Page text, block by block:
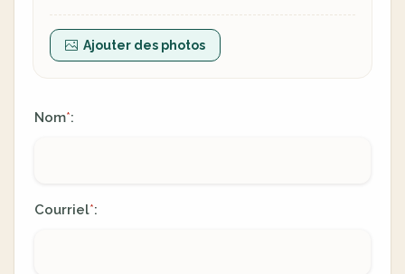
Ajouter des photos
Nom*:
Courriel*: